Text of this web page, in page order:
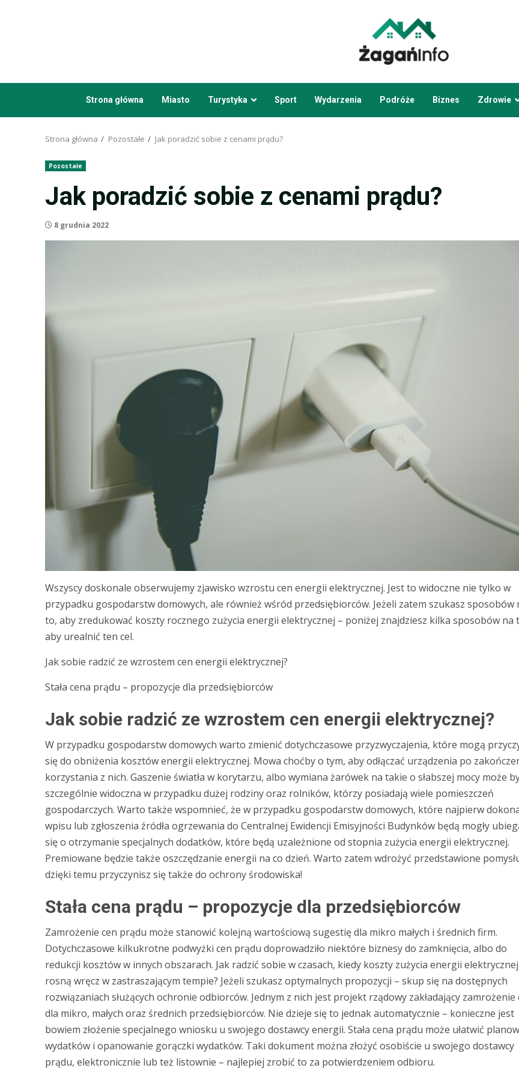
Strona główna Miasto Turystyka Sport Wydarzenia Podróże Biznes Zdrowie
Strona główna Pozostałe Jak poradzić sobie z cenami prądu?
Pozostałe
Jak poradzić sobie z cenami prądu?
8 grudnia 2022
Wszyscy doskonale obserwujemy zjawisko wzrostu cen energii elektrycznej. Jest to widoczne nie tylko w
przypadku gospodarstw domowych, ale również wśród przedsiębiorców. Jeżeli zatem szukasz sposobów
to, aby zredukować koszty rocznego zużycia energii elektrycznej – poniżej znajdziesz kilka sposobów na
aby urealnić ten cel.
Jak sobie radzić ze wzrostem cen energii elektrycznej?
Stała cena prądu – propozycje dla przedsiębiorców
Jak sobie radzić ze wzrostem cen energii elektrycznej?
W przypadku gospodarstw domowych warto zmienić dotychczasowe przyzwyczajenia, które mogą
się do obniżenia kosztów energii elektrycznej. Mowa choćby o tym, aby odłączać urządzenia po
korzystania z nich. Gaszenie światła w korytarzu, albo wymiana żarówek na takie o słabszej mocy może
szczególnie widoczna w przypadku dużej rodziny oraz rolników, którzy posiadają wiele pomieszczeń
gospodarczych. Warto także wspomnieć, że w przypadku gospodarstw domowych, które najpierw
wpisu lub zgłoszenia źródła ogrzewania do Centralnej Ewidencji Emisyjności Budynków będą mogły
się o otrzymanie specjalnych dodatków, które będą uzależnione od stopnia zużycia energii elektrycznej.
Premiowane będzie także oszczędzanie energii na co dzień. Warto zatem wdrożyć przedstawione
dzięki temu przyczynisz się także do ochrony środowiska!
Stała cena prądu – propozycje dla przedsiębiorców
Zamrożenie cen prądu może stanowić kolejną wartościową sugestię dla mikro małych i średnich firm.
Dotychczasowe kilkukrotne podwyżki cen prądu doprowadziło niektóre biznesy do zamknięcia, albo do
redukcji kosztów w innych obszarach. Jak radzić sobie w czasach, kiedy koszty zużycia energii elektrycznej
rosną wręcz w zastraszającym tempie? Jeżeli szukasz optymalnych propozycji – skup się na dostępnych
rozwiązaniach służących ochronie odbiorców. Jednym z nich jest projekt rządowy zakładający zamrożenie
dla mikro, małych oraz średnich przedsiębiorców. Nie dzieje się to jednak automatycznie – konieczne jest
bowiem złożenie specjalnego wniosku u swojego dostawcy energii. Stała cena prądu może ułatwić
wydatków i opanowanie gorączki wydatków. Taki dokument można złożyć osobiście u swojego dostawcy
prądu, elektronicznie lub też listownie – najlepiej zrobić to za potwierdzeniem odbioru.